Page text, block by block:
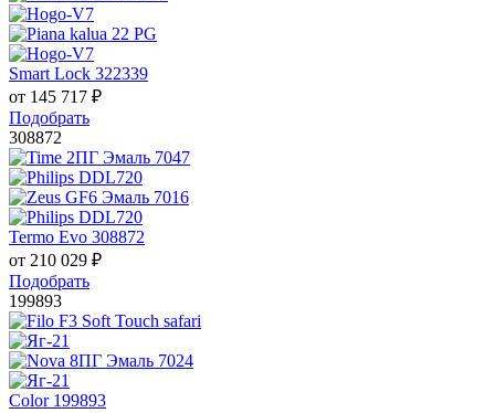
Smart Lock 322339
от 145 717 ₽
Подобрать
308872
Termo Evo 308872
от 210 029 ₽
Подобрать
199893
Color 199893